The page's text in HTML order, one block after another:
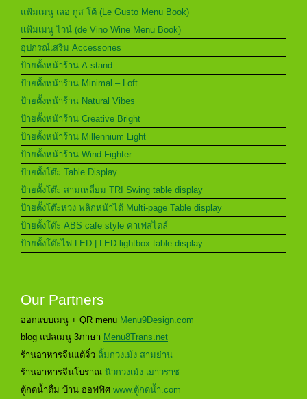
แฟ้มเมนู เลอ กูส โต้ (Le Gusto Menu Book)
แฟ้มเมนู ไวน์ (de Vino Wine Menu Book)
อุปกรณ์เสริม Accessories
ป้ายตั้งหน้าร้าน A-stand
ป้ายตั้งหน้าร้าน Minimal – Loft
ป้ายตั้งหน้าร้าน Natural Vibes
ป้ายตั้งหน้าร้าน Creative Bright
ป้ายตั้งหน้าร้าน Millennium Light
ป้ายตั้งหน้าร้าน Wind Fighter
ป้ายตั้งโต๊ะ Table Display
ป้ายตั้งโต๊ะ สามเหลี่ยม TRI Swing table display
ป้ายตั้งโต๊ะห่วง พลิกหน้าได้ Multi-page Table display
ป้ายตั้งโต๊ะ ABS cafe style คาเฟ่สไตล์
ป้ายตั้งโต๊ะไฟ LED | LED lightbox table display
Our Partners
ออกแบบเมนู + QR menu Menu9Design.com
blog แปลเมนู 3ภาษา Menu8Trans.net
ร้านอาหารจีนแต้จิ๋ว ลิ้มกวงเม้ง สามย่าน
ร้านอาหารจีนโบราณ นิวกวงเม้ง เยาวราช
ตู้กดน้ำดื่ม บ้าน ออฟฟิศ www.ตู้กดน้ำ.com